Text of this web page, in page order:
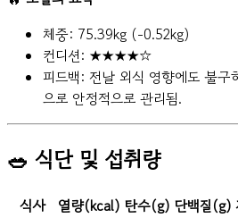
체중: 75.39kg (-0.52kg)
컨디션: ★★★★☆
피드백: 전날 외식 영향에도 불
으로 안정적으로 관리됨.
🥗 식단 및 섭취량
식사 열량(kcal) 탄수(g) 단백질(g)